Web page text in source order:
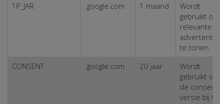
1P_JAR
.google.com 1 maand
Wordt
gebruikt om
relevante
te tonen
CONSENT
.google.com 20 jaar
Wordt
gebruikt om
de consent
versie bij te